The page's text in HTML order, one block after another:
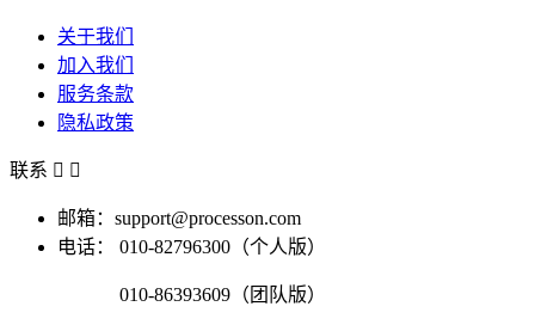
关于我们
加入我们
服务条款
隐私政策
联系  
邮箱：support@processon.com
电话：
010-82796300（个人版）
010-86393609（团队版）